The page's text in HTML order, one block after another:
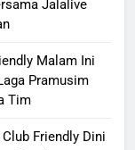
Jalalive
Malam Ini
Pramusim
Tim
Friendly Dini